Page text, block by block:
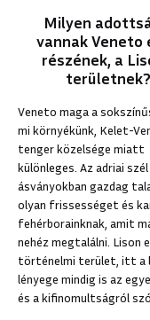
Milyen
vannak Veneto
részének, a
területnek?
Veneto maga a
mi környékünk, Kelet-
tenger közelsége miatt
különleges. Az adriai szél
ásványokban gazdag
olyan frissességet és
fehérborainknak, amit
nehéz megtalálni. Lison
történelmi terület, itt a
lényege mindig is az
és a kifinomultságról